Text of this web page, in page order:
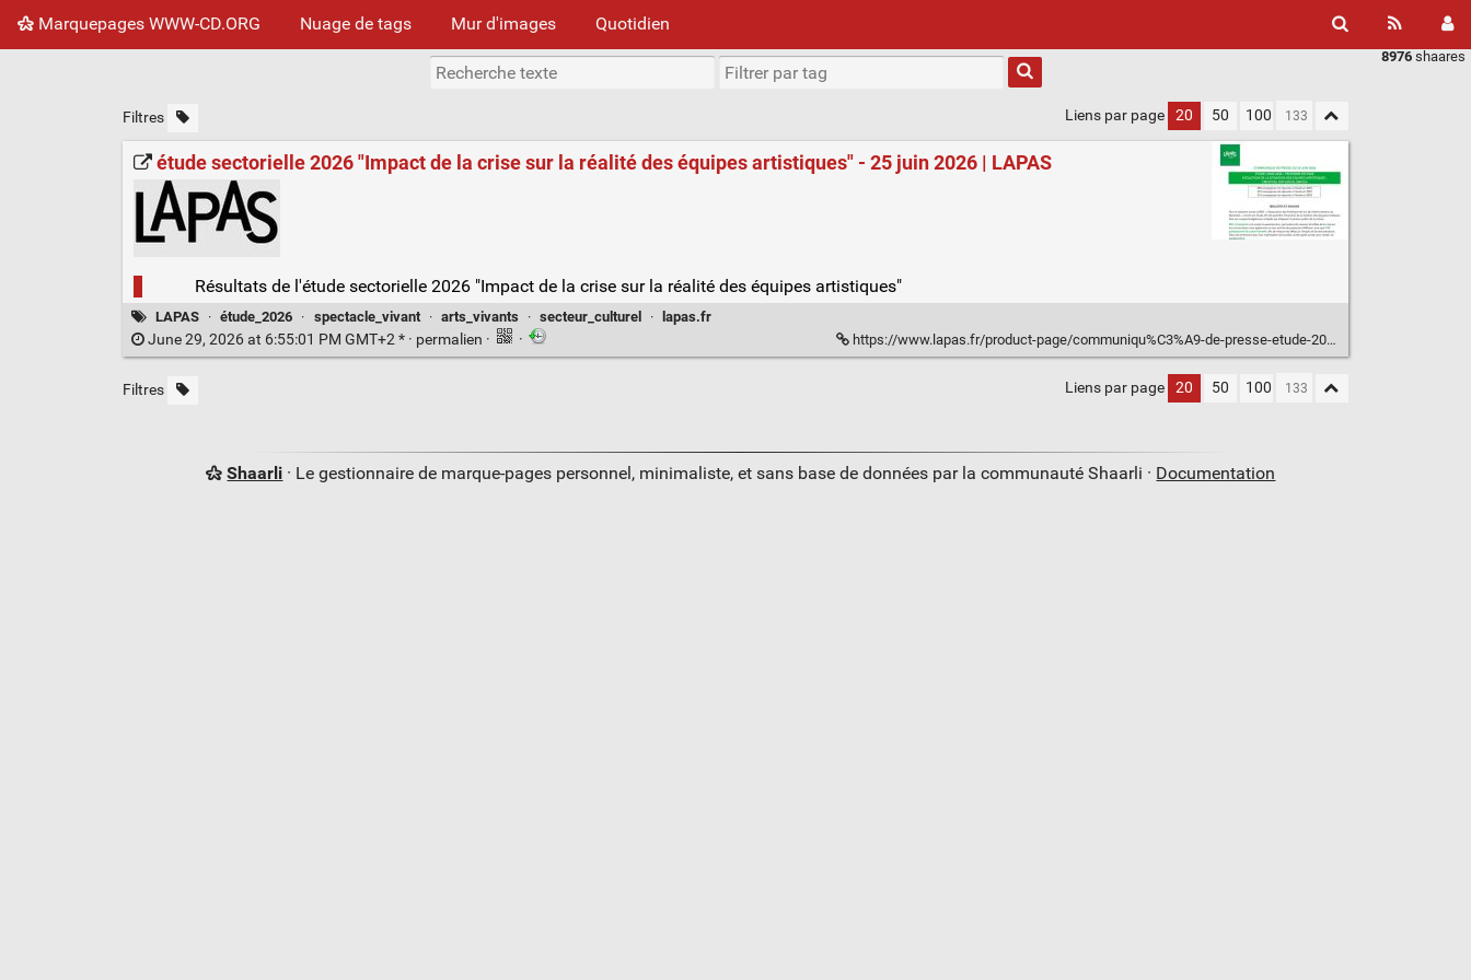
Marquepages WWW-CD.ORG Nuage de tags Mur d'images Quotidien
8976 shaares
Filtres Liens par page 20 50 100
étude sectorielle 2026 "Impact de la crise sur la réalité des équipes artistiques" - 25 juin 2026 | LAPAS
Résultats de l'étude sectorielle 2026 "Impact de la crise sur la réalité des équipes artistiques"
LAPAS · étude_2026 · spectacle_vivant · arts_vivants · secteur_culturel · lapas.fr
June 29, 2026 at 6:55:01 PM GMT+2 * · permalien · · https://www.lapas.fr/product-page/communiqu%C3%A9-de-presse-etude-2026-25-juin-2026
Filtres Liens par page 20 50 100
Shaarli · Le gestionnaire de marque-pages personnel, minimaliste, et sans base de données par la communauté Shaarli · Documentation